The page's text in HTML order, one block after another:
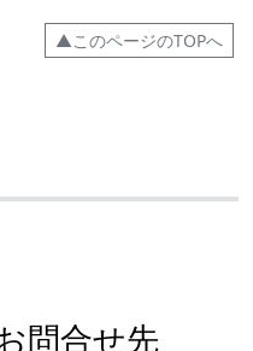
▲このページのTOPへ
問合せ先